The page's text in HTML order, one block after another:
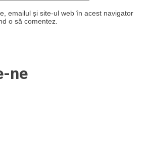
emailul și site-ul web în acest navigator
o să comentez.
ne